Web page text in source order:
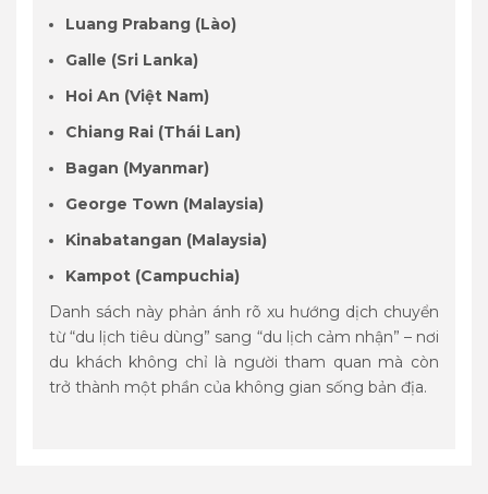
Luang Prabang (Lào)
Galle (Sri Lanka)
Hoi An (Việt Nam)
Chiang Rai (Thái Lan)
Bagan (Myanmar)
George Town (Malaysia)
Kinabatangan (Malaysia)
Kampot (Campuchia)
Danh sách này phản ánh rõ xu hướng dịch chuyển
từ “du lịch tiêu dùng” sang “du lịch cảm nhận” – nơi
du khách không chỉ là người tham quan mà còn
trở thành một phần của không gian sống bản địa.